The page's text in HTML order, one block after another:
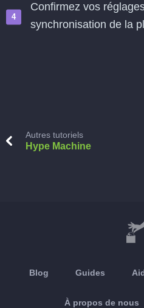
Confirmez vos
synchronisation de la
Autres tutoriels
Hype Machine
Blog Guides
À propos de nous